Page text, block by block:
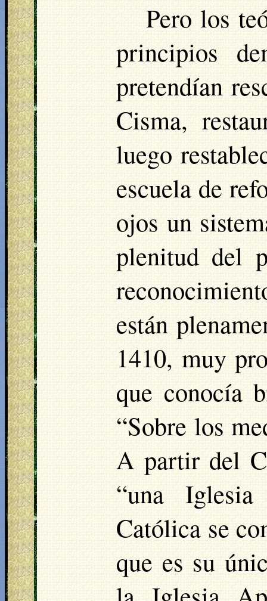
Pero los
principios
pretendían
Cisma,
luego
escuela de
ojos un
plenitud del
están
1410, muy
que conocía
“Sobre los
A partir del
“una
Católica se
que es su